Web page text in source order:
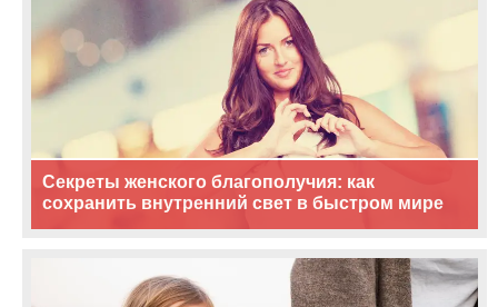
Секреты женского благополучия: как
сохранить внутренний свет в быстром мире